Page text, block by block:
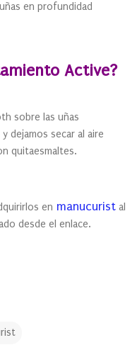
en profundidad
Active?
sobre las uñas
dejamos secar al aire
quitaesmaltes.
en manucuristal
desde el enlace.